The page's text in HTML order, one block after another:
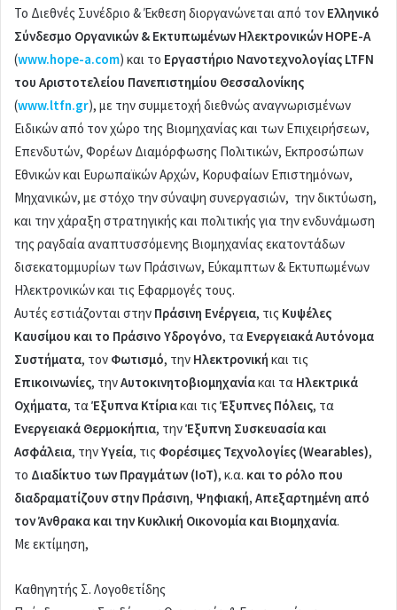
Το Διεθνές Συνέδριο & Έκθεση διοργανώνεται από τον Ελληνικό
Σύνδεσμο Οργανικών & Εκτυπωμένων Ηλεκτρονικών ΗΟΡΕ-Α
(www.hope-a.com) και το Εργαστήριο Νανοτεχνολογίας LTFN
του Αριστοτελείου Πανεπιστημίου Θεσσαλονίκης
(www.ltfn.gr), με την συμμετοχή διεθνώς αναγνωρισμένων
Ειδικών από τον χώρο της Βιομηχανίας και των Επιχειρήσεων,
Επενδυτών, Φορέων Διαμόρφωσης Πολιτικών, Εκπροσώπων
Εθνικών και Ευρωπαϊκών Αρχών, Κορυφαίων Επιστημόνων,
Μηχανικών, με στόχο την σύναψη συνεργασιών, την δικτύωση,
και την χάραξη στρατηγικής και πολιτικής για την ενδυνάμωση
της ραγδαία αναπτυσσόμενης Βιομηχανίας εκατοντάδων
δισεκατομμυρίων των Πράσινων, Εύκαμπτων & Εκτυπωμένων
Ηλεκτρονικών και τις Εφαρμογές τους.
Αυτές εστιάζονται στην Πράσινη Ενέργεια, τις Κυψέλες
Καυσίμου και το Πράσινο Υδρογόνο, τα Ενεργειακά Αυτόνομα
Συστήματα, τον Φωτισμό, την Ηλεκτρονική και τις
Επικοινωνίες, τηνΑυτοκινητοβιομηχανίακαι τα Ηλεκτρικά
Οχήματα, ταΈξυπνα Κτίριακαι τις Έξυπνες Πόλεις, τα
Ενεργειακά Θερμοκήπια, τηνΈξυπνη Συσκευασία και
Ασφάλεια, τηνΥγεία, τις Φορέσιμες Τεχνολογίες (Wearables),
το Διαδίκτυο των Πραγμάτων (IoT), κ.α. και το ρόλο που
διαδραματίζουν στην Πράσινη, Ψηφιακή, Απεξαρτημένη από
τον Άνθρακα και την Κυκλική Οικονομία και Βιομηχανία.
Με εκτίμηση,
Καθηγητής Σ. Λογοθετίδης